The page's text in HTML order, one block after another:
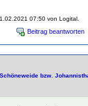
07:50 von Logital.
Beitrag beantworten
bzw.